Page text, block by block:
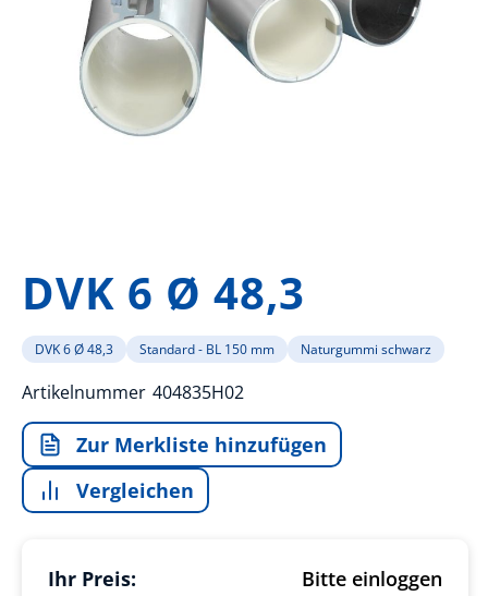
der
Bildergalerie
springen
DVK 6 Ø 48,3
DVK 6 Ø 48,3 Standard - BL 150 mm Naturgummi schwarz
Artikelnummer 404835H02
Zur Merkliste hinzufügen
Vergleichen
Ihr Preis: Bitte einloggen